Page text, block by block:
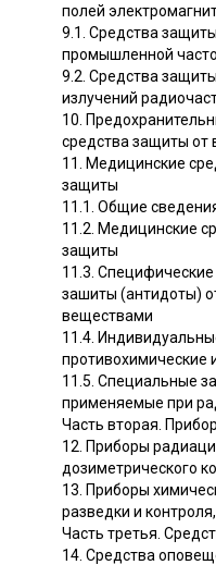
полей
9.1. Средства
промышленной
9.2. Средства
излучений
10.
средства защиты от
11. Медицинские
защиты
11.1. Общие
11.2. Медицинские
защиты
11.3.
зашиты (антидоты)
веществами
11.4.
противохимические
11.5. Специальные
применяемые при
Часть вторая.
12. Приборы
дозиметрического
13. Приборы
разведки и
Часть третья.
14. Средства